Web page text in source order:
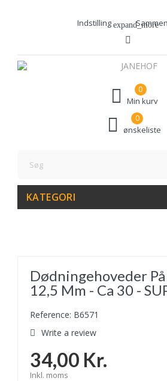
Indstilling expand_more
0
Min kurv
ønskeliste
0
KATEGORI
Dødningehoveder
12,5 Mm - Ca 30 -
Reference: B6571
Write a review
34,00 Kr.
Inkl. moms